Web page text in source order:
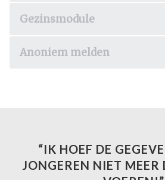
Gezinsmodule
Anoniem melden
“IK HOEF DE
JONGEREN NIET MEER